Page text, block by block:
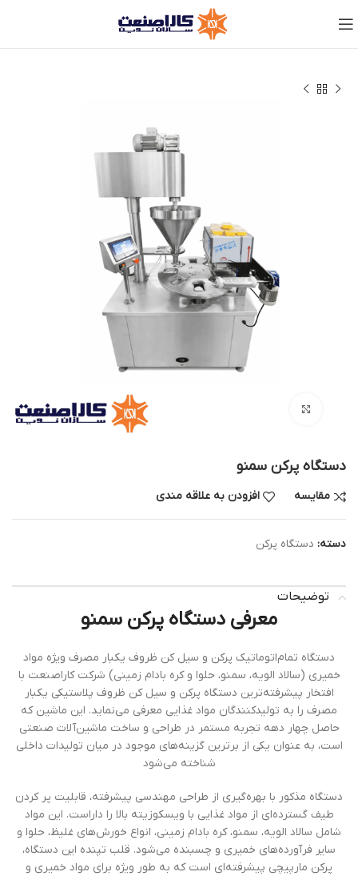
دستگاه پرکن سمنو
مقایسه افزودن به علاقه مندی
دسته: دستگاه پرکن
توضیحات
معرفی دستگاه پرکن سمنو
دستگاه تمام‌اتوماتیک پرکن و سیل کن ظروف یکبار مصرف ویژه مواد
خمیری (سالاد الویه، سمنو، حلوا و کره بادام زمینی) شرکت کاراصنعت با
افتخار پیشرفته‌ترین دستگاه پرکن و سیل کن ظروف پلاستیکی یکبار
مصرف را به تولیدکنندگان مواد غذایی معرفی می‌نماید. این ماشین که
حاصل چهار دهه تجربه مستمر در طراحی و ساخت ماشین‌آلات صنعتی
است، به عنوان یکی از برترین گزینه‌های موجود در میان تولیدات داخلی
شناخته می‌شود
دستگاه مذکور با بهره‌گیری از طراحی مهندسی پیشرفته، قابلیت پر کردن
طیف گسترده‌ای از مواد غذایی با ویسکوزیته بالا را داراست. این مواد
شامل سالاد الویه، سمنو، کره بادام زمینی، انواع خورش‌های غلیظ، حلوا و
سایر فرآورده‌های خمیری و چسبنده می‌شود. قلب تپنده این دستگاه،
پرکن مارپیچی پیشرفته‌ای است که به طور ویژه برای مواد خمیری و